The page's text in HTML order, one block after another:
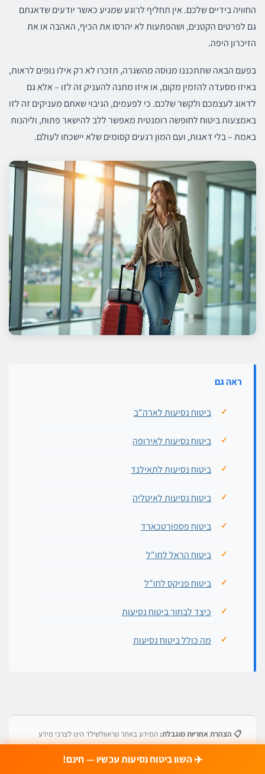
✈️ השוו ביטוח נסיעות עכשיו — חינם!
החוויה בידיים שלכם. אין תחליף לרוגע שמגיע כאשר יודעים שדאגתם
גם לפרטים הקטנים, ושהפתעות לא יהרסו את הכיף, האהבה או את
הזיכרון היפה.
בפעם הבאה שתתכננו מנוסה מהשגרה, תזכרו לא רק אילו נופים לראות,
באיזו מסעדה להזמין מקום, או איזו מתנה להעניק זה לזו – אלא גם
לדאוג לעצמכם ולקשר שלכם. כי לפעמים, הגיבוי שאתם מעניקים זה לזו
באמצעות ביטוח לחופשה רומנטית מאפשר ללב להישאר פתוח, וליהנות
באמת – בלי דאגות, ועם המון רגעים קסומים שלא יישכחו לעולם.
ראה גם
ביטוח נסיעות לארה"ב
ביטוח נסיעות לאירופה
ביטוח נסיעות לתאילנד
ביטוח נסיעות לאיטליה
ביטוח פספורטכארד
ביטוח הראל לחו"ל
ביטוח פניקס לחו"ל
כיצד לבחור ביטוח נסיעות
מה כולל ביטוח נסיעות
📋 הצהרת אחריות מוגבלת: המידע באתר טראוולשילד הינו לצרכי מידע
והשוואה בלבד ואינו מהווה ייעוץ ביטוחי, משפטי, רפואי או פיננסי.טראוולשילד
אינה חברת ביטוח ואינה שלוח ביטוח מורשה.המחירים והכיסויים המוצגים